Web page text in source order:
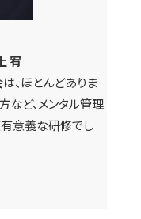
宥
、ほとんどありま
など、メンタル管理
有意義な研修でし